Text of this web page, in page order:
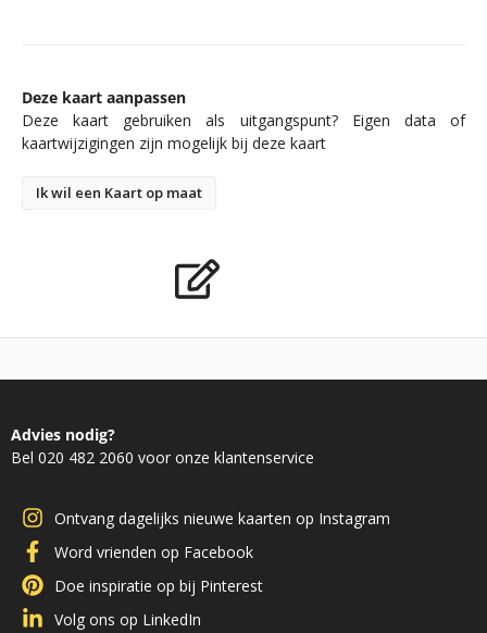
Deze kaart aanpassen
Deze kaart gebruiken als uitgangspunt? Eigen data of
kaartwijzigingen zijn mogelijk bij deze kaart
Ik wil een Kaart op maat
Advies nodig?
Bel 020 482 2060 voor onze klantenservice
Ontvang dagelijks nieuwe kaarten op Instagram
Word vrienden op Facebook
Doe inspiratie op bij Pinterest
Volg ons op LinkedIn